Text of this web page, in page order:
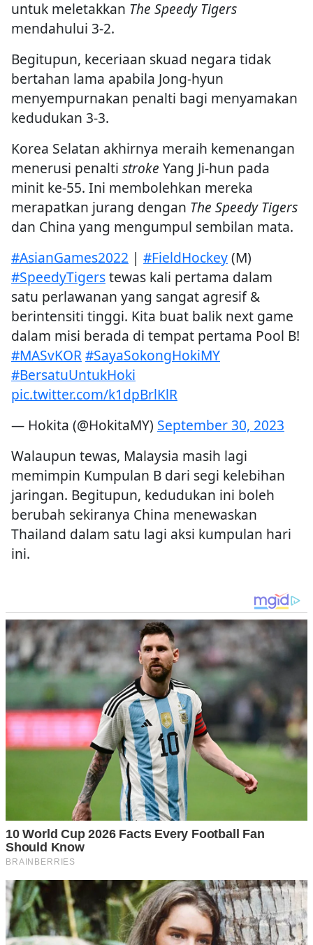
untuk meletakkan The Speedy Tigers
mendahului 3-2.
Begitupun, keceriaan skuad negara tidak
bertahan lama apabila Jong-hyun
menyempurnakan penalti bagi menyamakan
kedudukan 3-3.
Korea Selatan akhirnya meraih kemenangan
menerusi penalti stroke Yang Ji-hun pada
minit ke-55. Ini membolehkan mereka
merapatkan jurang dengan The Speedy Tigers
dan China yang mengumpul sembilan mata.
#AsianGames2022 | #FieldHockey(M)
#SpeedyTigerstewas kali pertama dalam
satu perlawanan yang sangat agresif &
berintensiti tinggi. Kita buat balik next game
dalam misi berada di tempat pertama Pool B!
#MASvKOR#SayaSokongHokiMY
#BersatuUntukHoki
pic.twitter.com/k1dpBrlKlR
— Hokita (@HokitaMY) September 30, 2023
Walaupun tewas, Malaysia masih lagi
memimpin Kumpulan B dari segi kelebihan
jaringan. Begitupun, kedudukan ini boleh
berubah sekiranya China menewaskan
Thailand dalam satu lagi aksi kumpulan hari
ini.